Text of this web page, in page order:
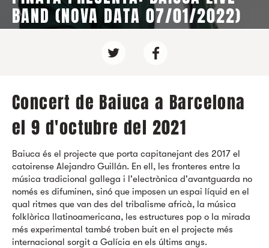
BAND (NOVA DATA 07/01/2022)
Concert de Baiuca a Barcelona
el 9 d'octubre del 2021
Baiuca és el projecte que porta capitanejant des 2017 el
catoirense Alejandro Guillán. En ell, les fronteres entre la
música tradicional gallega i l'electrònica d'avantguarda no
només es difuminen, sinó que imposen un espai líquid en el
qual ritmes que van des del tribalisme africà, la música
folklòrica llatinoamericana, les estructures pop o la mirada
més experimental també troben buit en el projecte més
internacional sorgit a Galícia en els últims anys.